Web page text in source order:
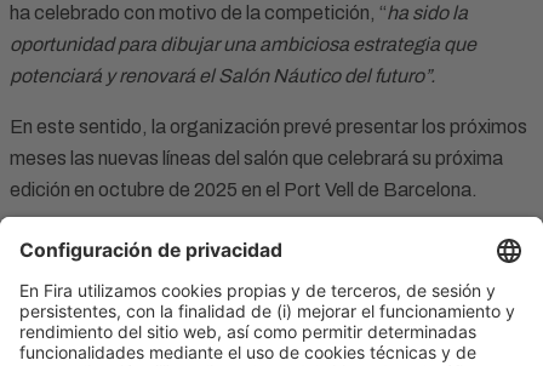
ha celebrado con motivo de la competición, “ha sido la
oportunidad para dibujar una ambiciosa estrategia que
potenciará y renovará el Salón Náutico del futuro”.
En este sentido, la organización prevé presentar los próximos
meses las nuevas líneas del salón que celebrará su próxima
edición en octubre de 2025 en el Port Vell de Barcelona.